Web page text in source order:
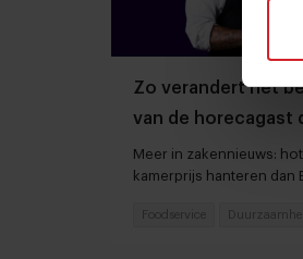
Zo verandert het
van de horecagast
Meer in zakennieuws:
kamerprijs hanteren dan
Foodservice